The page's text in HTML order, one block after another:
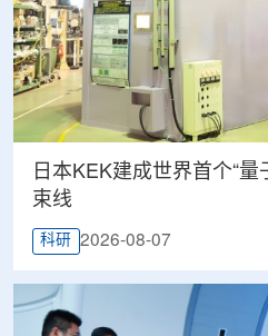
日本KEK建成世界首个“
束线
科研 2026-08-07